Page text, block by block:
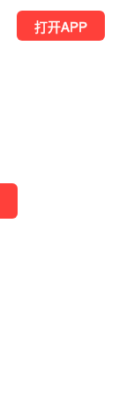
打开APP